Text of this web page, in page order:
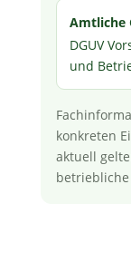
Amtliche
DGUV
und
konkreten
aktuell